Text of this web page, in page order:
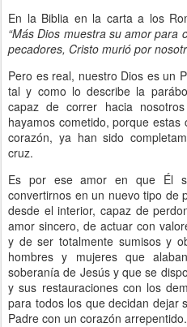
En la Biblia en la carta a los
“Más Dios muestra su amor para
pecadores, Cristo murió por
Pero es real, nuestro Dios es un
tal y como lo describe la
capaz de correr hacia
hayamos cometido, porque
corazón, ya han sido
cruz.
Es por ese amor en que Él
convertirnos en un nuevo tipo de
desde el interior, capaz de
amor sincero, de actuar con
y de ser totalmente sumisos y
hombres y mujeres que
soberanía de Jesús y que se
y sus restauraciones con los
para todos los que decidan dejar
Padre con un corazón arrepentido.